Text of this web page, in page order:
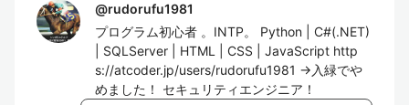
@rudorufu1981
プログラム初心者 。INTP。 Python | C#(.NET)
| SQLServer | HTML | CSS | JavaScript http
s://atcoder.jp/users/rudorufu1981 →入緑でや
めました！ セキュリティエンジニア！